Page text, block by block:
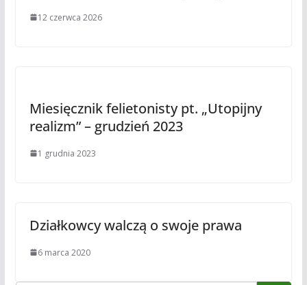
12 czerwca 2026
Miesięcznik felietonisty pt. „Utopijny
realizm” – grudzień 2023
1 grudnia 2023
Działkowcy walczą o swoje prawa
6 marca 2020